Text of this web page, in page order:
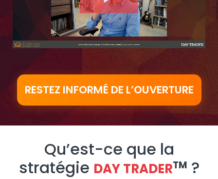
Play
Video
RESTEZ INFORMÉ DE L’OUVERTURE
Qu’est-ce que la
stratégie DAY TRADERTM ?